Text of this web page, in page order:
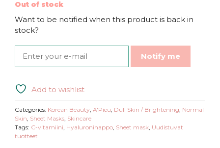
Out of stock
Want to be notified when this product is back in
stock?
Notify me
Add to wishlist
Categories: Korean Beauty, A'Pieu, Dull Skin / Brightening, Normal
Skin, Sheet Masks, Skincare
Tags: C-vitamiini, Hyaluronihappo, Sheet mask, Uudistuvat
tuotteet